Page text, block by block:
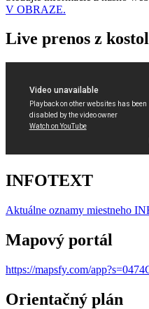
V OBRAZE.
Live prenos z
INFOTEXT
Aktuálne oznamy miestneho I
Mapový portál
https://mapsfy.com/
Orientačný plán